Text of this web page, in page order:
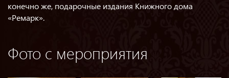
конечно же, подарочные издания Книжного дома
«Ремарк».
Фото с мероприятия